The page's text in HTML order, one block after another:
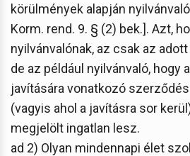
körülmények alapján
Korm. rend. 9. § (2) bek.]. Azt,
nyilvánvalónak, az csak az
de az például nyilvánvaló, hogy
javítására vonatkozó
(vagyis ahol a javításra sor
megjelölt ingatlan lesz.
ad 2) Olyan mindennapi élet